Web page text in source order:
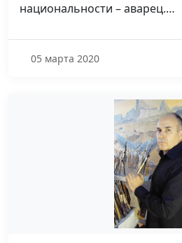
национальности – аварец.…
05 марта 2020